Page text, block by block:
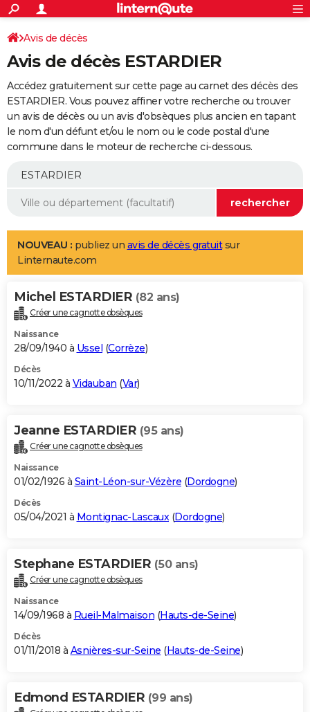
ACTUALITÉS
Politique
Société
Faits Divers
Education
Monde
Villes
+
SPORT
Coupe du monde 2026
Football
Tennis
Cyclisme
Rugby
Forum
Programme TV
TNT
Streaming
Cinéma
Sorties cinéma
Musique
+
FINANCE
Impôts
Immobilier
Risques naturels par ville
Banque
Assurance
Crédit
AUTO
Essais
Réserver un essai
Citadines
Berlines
SUV
Forum auto
+
Mobiles
Meilleur smartphone
Internet
Ordinateurs
Jeux vidéo
Guide high-tech
Aménagement intérieur
LIFESTYLE
Art de vivre
Bien-être
Loisirs
Mode
Modes de vie
Alimentation
Guide de la santé
Maladies
Médicaments
Sommeil
VOYAGE
Destinations
City break
Voyage nature
Voyage de noces
Forum
Climat
+PHOTO
GUIDES D'ACHAT
BONS PLANS
Carte de Noël
Carte Bonne année
Carte Saint-Valentin
Carte Pâques
Carte d'anniversaire
DICTIONNAIRE
Dictionnaire
Biographies
Citations
Expressions
Proverbes
PROGRAMME TV
S'inscrire
Se connecter
Lycées
Collèges
Primaires
Universités
Entreprises
Service militaire
Avis de recherche
AVIS DE DÉCÈS
Bricolage
Lifestyle
Culture
Sport
Auto
Television
Voyage
Cinema
Avis de décès
Avis de décès ESTARDIER
Accédez gratuitement sur cette page au carnet des décès des
ESTARDIER. Vous pouvez affiner votre recherche ou trouver
un avis de décès ou un avis d'obsèques plus ancien en tapant
le nom d'un défunt et/ou le nom ou le code postal d'une
commune dans le moteur de recherche ci-dessous.
NOUVEAU : publiez un avis de décès gratuitsur
Linternaute.com
Michel ESTARDIER (82 ans)
Créer une cagnotte obsèques
Naissance
28/09/1940 à Ussel (Corrèze)
Décès
10/11/2022 à Vidauban (Var)
Jeanne ESTARDIER (95 ans)
Créer une cagnotte obsèques
Naissance
01/02/1926 à Saint-Léon-sur-Vézère (Dordogne)
Décès
05/04/2021 à Montignac-Lascaux(Dordogne)
Stephane ESTARDIER (50 ans)
Créer une cagnotte obsèques
Naissance
14/09/1968 à Rueil-Malmaison (Hauts-de-Seine)
Décès
01/11/2018 à Asnières-sur-Seine (Hauts-de-Seine)
Edmond ESTARDIER (99 ans)